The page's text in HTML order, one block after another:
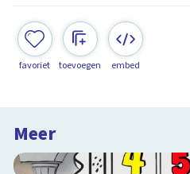
favoriet toevoegen embed
Meer